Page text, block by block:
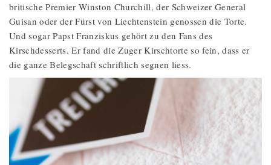
britische Premier Winston Churchill, der Schweizer General
Guisan oder der Fürst von Liechtenstein genossen die Torte.
Und sogar Papst Franziskus gehört zu den Fans des
Kirschdesserts. Er fand die Zuger Kirschtorte so fein, dass er
die ganze Belegschaft schriftlich segnen liess.